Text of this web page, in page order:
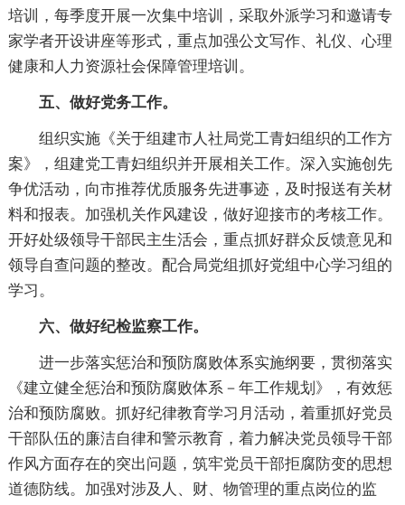
培训，每季度开展一次集中培训，采取外派学习和邀请专
家学者开设讲座等形式，重点加强公文写作、礼仪、心理
健康和人力资源社会保障管理培训。
五、做好党务工作。
组织实施《关于组建市人社局党工青妇组织的工作方
案》，组建党工青妇组织并开展相关工作。深入实施创先
争优活动，向市推荐优质服务先进事迹，及时报送有关材
料和报表。加强机关作风建设，做好迎接市的考核工作。
开好处级领导干部民主生活会，重点抓好群众反馈意见和
领导自查问题的整改。配合局党组抓好党组中心学习组的
学习。
六、做好纪检监察工作。
进一步落实惩治和预防腐败体系实施纲要，贯彻落实
《建立健全惩治和预防腐败体系－年工作规划》，有效惩
治和预防腐败。抓好纪律教育学习月活动，着重抓好党员
干部队伍的廉洁自律和警示教育，着力解决党员领导干部
作风方面存在的突出问题，筑牢党员干部拒腐防变的思想
道德防线。加强对涉及人、财、物管理的重点岗位的监